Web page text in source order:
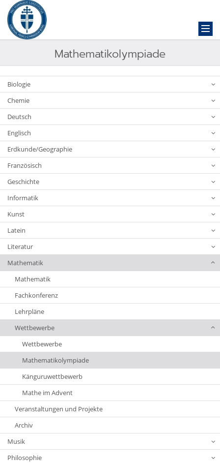
Mathematikolympiade
Biologie
Chemie
Deutsch
Englisch
Erdkunde/Geographie
Französisch
Geschichte
Informatik
Kunst
Latein
Literatur
Mathematik
Mathematik
Fachkonferenz
Lehrpläne
Wettbewerbe
Wettbewerbe
Mathematikolympiade
Känguruwettbewerb
Mathe im Advent
Veranstaltungen und Projekte
Archiv
Musik
Philosophie